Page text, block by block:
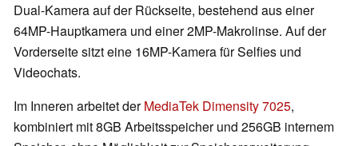
Dual-Kamera auf der Rückseite, bestehend aus einer
64MP-Hauptkamera und einer 2MP-Makrolinse. Auf der
Vorderseite sitzt eine 16MP-Kamera für Selfies und
Videochats.
Im Inneren arbeitet derMediaTek Dimensity 7025,
kombiniert mit 8GB Arbeitsspeicher und 256GB internem